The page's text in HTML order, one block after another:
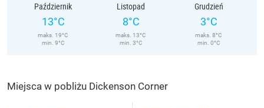
Październik
13°C
maks. 19°C
min. 9°C
Listopad
8°C
maks. 13°C
min. 3°C
Grudzień
3°C
maks. 8°C
min. 0°C
Miejsca w pobliżu Dickenson Corner